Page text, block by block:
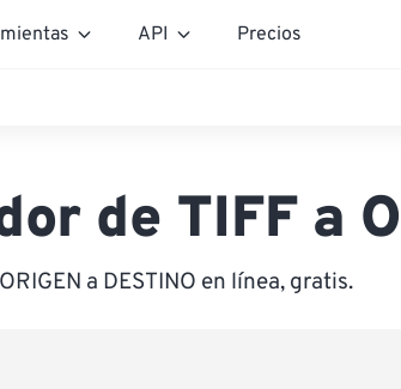
API Precios
de TIFF a
a DESTINO en línea, gratis.